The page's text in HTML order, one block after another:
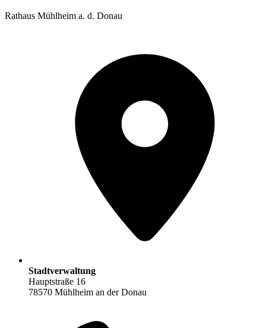
Rathaus Mühlheim a. d. Donau
Stadtverwaltung
Hauptstraße 16
78570 Mühlheim an der Donau